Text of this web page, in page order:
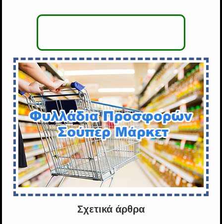
Σχετικά άρθρα